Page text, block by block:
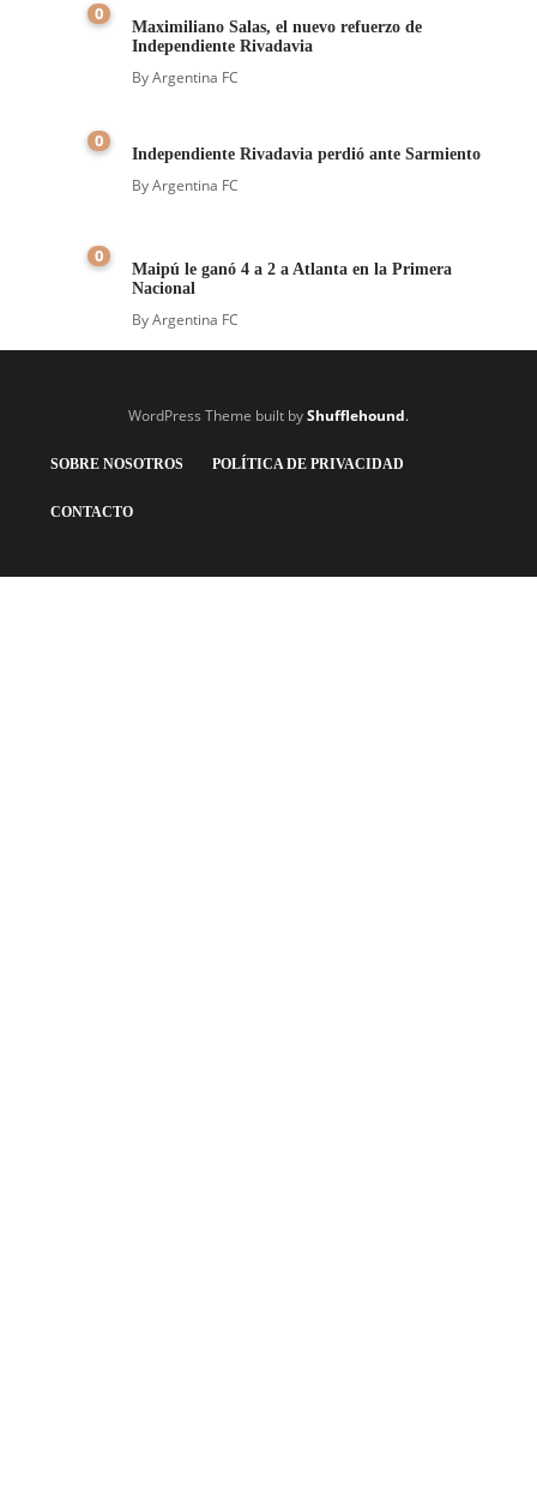
0
Maximiliano Salas, el nuevo refuerzo de
Independiente Rivadavia
ByArgentina FC
0
Independiente Rivadavia perdió ante Sarmiento
ByArgentina FC
0
Maipú le ganó 4 a 2 a Atlanta en la Primera
Nacional
ByArgentina FC
WordPress Theme built byShufflehound.
SOBRE NOSOTROS POLÍTICA DE PRIVACIDAD
CONTACTO